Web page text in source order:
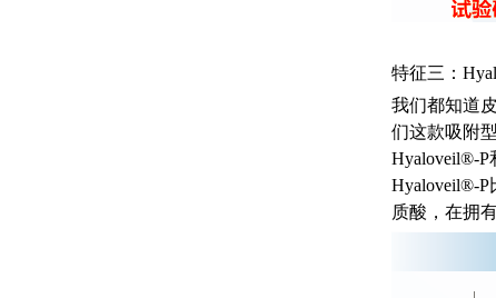
特征三：
我们都知道
们这款吸附
Hyaloveil®-
Hyaloveil®-P
质酸，在拥